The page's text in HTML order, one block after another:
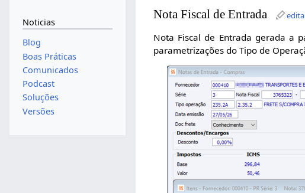
Nota Fiscal de Entrada
Nota Fiscal de Entrada gerada a
parametrizações do Tipo de
Noticias
Blog
Boas Práticas
Comunicados
Podcast
Soluções
Versões